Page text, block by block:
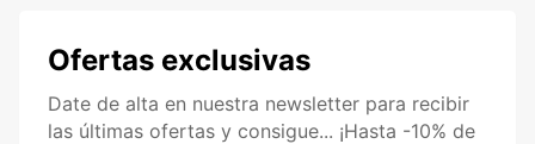
Ofertas exclusivas
Date de alta en nuestra newsletter para recibir
las últimas ofertas y consigue... ¡Hasta -10% de